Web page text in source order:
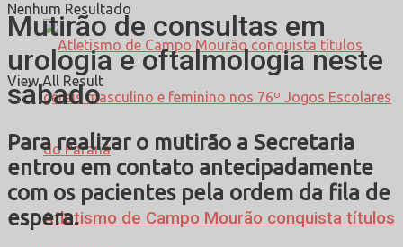
Atletismo de Campo Mourão conquista títulos
Nenhum Resultado
View All Result
Mutirão de consultas em
urologia e oftalmologia neste
sábado
Para realizar o mutirão a Secretaria
entrou em contato antecipadamente
com os pacientes pela ordem da fila de
espera.